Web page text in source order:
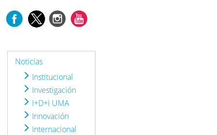
Noticias
Institucional
Investigación
I+D+i UMA
Innovación
Internacional